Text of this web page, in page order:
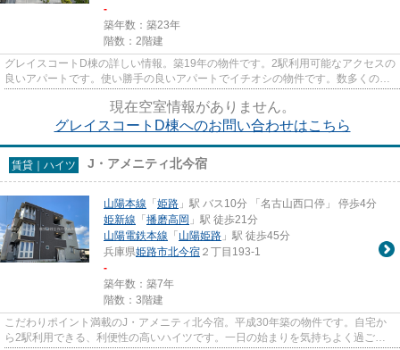
-
築年数：築23年
階数：2階建
グレイスコートD棟の詳しい情報。築19年の物件です。2駅利用可能なアクセスの
良いアパートです。使い勝手の良いアパートでイチオシの物件です。数多くの物
件をご用意しております。お...
現在空室情報がありません。
グレイスコートD棟へのお問い合わせはこちら
賃貸｜ハイツ J・アメニティ北今宿
山陽本線 「姫路 」駅 バス10分 「名古山西口停」 停歩4分
姫新線 「播磨高岡 」駅 徒歩21分
山陽電鉄本線 「山陽姫路 」駅 徒歩45分
兵庫県姫路市北今宿 ２丁目193-1
-
築年数：築7年
階数：3階建
こだわりポイント満載のJ・アメニティ北今宿。平成30年築の物件です。自宅か
ら2駅利用できる、利便性の高いハイツです。一日の始まりを気持ちよく過ごせ